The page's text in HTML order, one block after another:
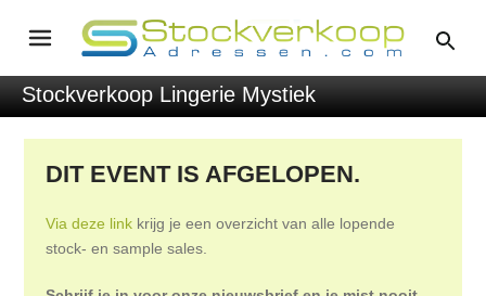
Stockverkoop Lingerie Mystiek
DIT EVENT IS AFGELOPEN.
Via deze link krijg je een overzicht van alle lopende
stock- en sample sales.